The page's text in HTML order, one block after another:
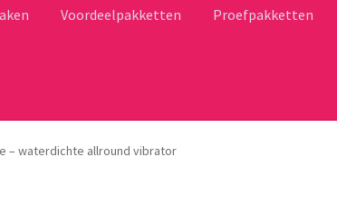
Voordeelpakketten Proefpakketten
– waterdichte allround vibrator